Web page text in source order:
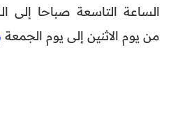
الساعة التاسعة صباحا إلى
من يوم الاثنين إلى يوم الجمعة